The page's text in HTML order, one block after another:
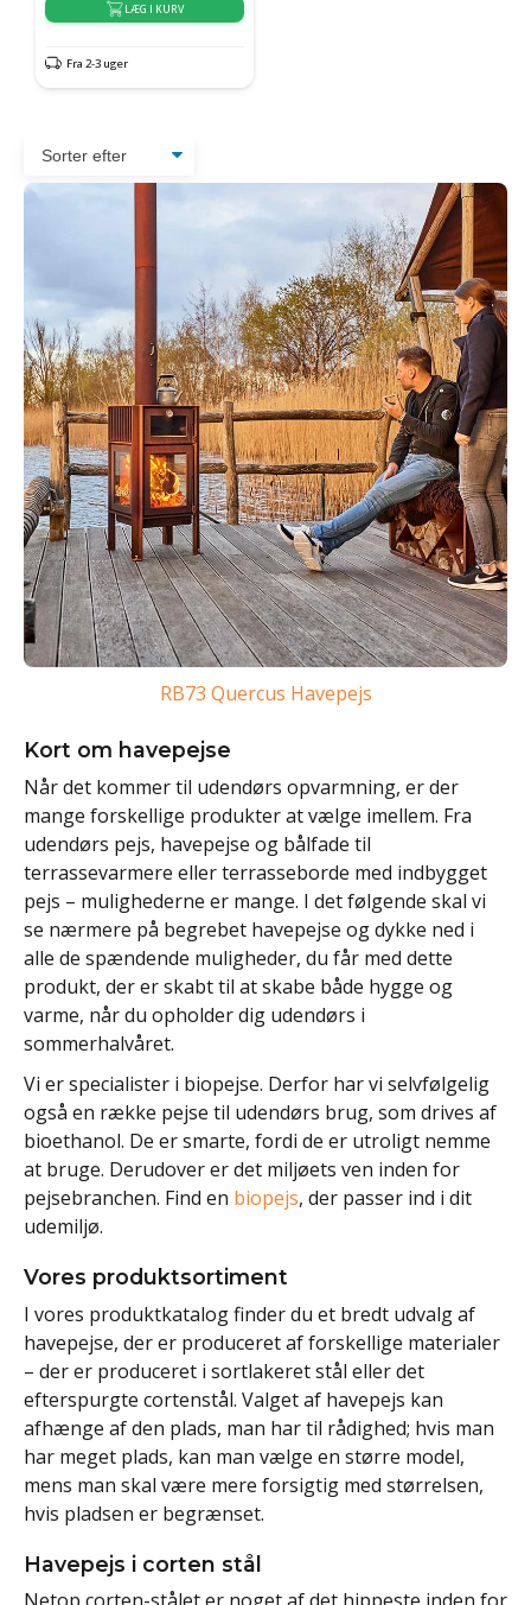
LÆG I KURV
Fra 2-3 uger
RB73 Quercus Havepejs
Kort om havepejse
Når det kommer til udendørs opvarmning, er der
mange forskellige produkter at vælge imellem. Fra
udendørs pejs, havepejse og bålfade til
terrassevarmere eller terrasseborde med indbygget
pejs – mulighederne er mange. I det følgende skal vi
se nærmere på begrebet havepejse og dykke ned i
alle de spændende muligheder, du får med dette
produkt, der er skabt til at skabe både hygge og
varme, når du opholder dig udendørs i
sommerhalvåret.
Vi er specialister i biopejse. Derfor har vi selvfølgelig
også en række pejse til udendørs brug, som drives af
bioethanol. De er smarte, fordi de er utroligt nemme
at bruge. Derudover er det miljøets ven inden for
pejsebranchen. Find en biopejs, der passer ind i dit
udemiljø.
Vores produktsortiment
I vores produktkatalog finder du et bredt udvalg af
havepejse, der er produceret af forskellige materialer
– der er produceret i sortlakeret stål eller det
efterspurgte cortenstål. Valget af havepejs kan
afhænge af den plads, man har til rådighed; hvis man
har meget plads, kan man vælge en større model,
mens man skal være mere forsigtig med størrelsen,
hvis pladsen er begrænset.
Havepejs i corten stål